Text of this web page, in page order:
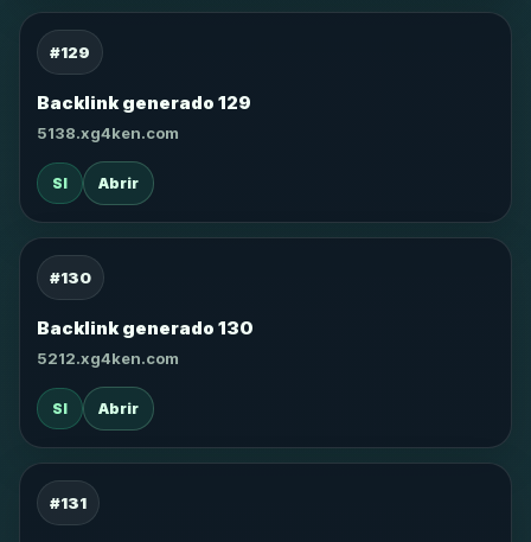
#129
Backlink generado 129
5138.xg4ken.com
SI Abrir
#130
Backlink generado 130
5212.xg4ken.com
SI Abrir
#131